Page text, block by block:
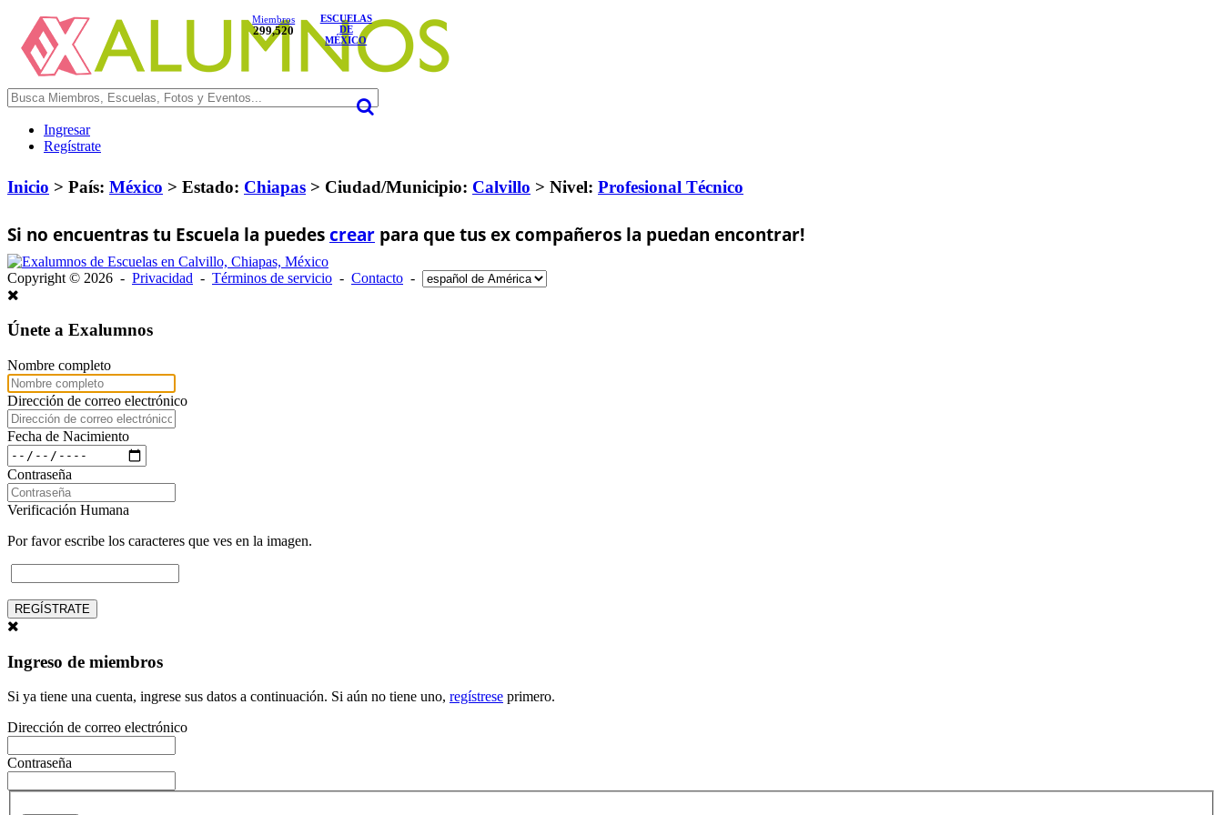
Miembros
299,520
ESCUELAS
DE
MÉXICO
Ingresar
Regístrate
Inicio > País: México > Estado: Chiapas > Ciudad/Municipio: Calvillo > Nivel: Profesional Técnico
Si no encuentras tu Escuela la puedescrear para que tus ex compañeros la puedan encontrar!
Copyright © 2026 - Privacidad - Términos de servicio - Contacto -
Únete a Exalumnos
Nombre completo
Dirección de correo electrónico
Fecha de Nacimiento
Contraseña
Verificación Humana
Por favor escribe los caracteres que ves en la imagen.
REGÍSTRATE
Ingreso de miembros
Si ya tiene una cuenta, ingrese sus datos a continuación. Si aún no tiene uno, regístrese primero.
Dirección de correo electrónico
Contraseña